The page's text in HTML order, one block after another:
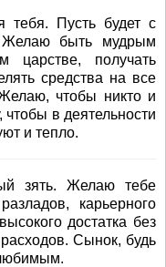
тебя. Пусть будет с
Желаю быть мудрым
царстве, получать
средства на все
чтобы никто и
чтобы в деятельности
и тепло.
зять. Желаю тебе
карьерного
достатка без
Сынок, будь